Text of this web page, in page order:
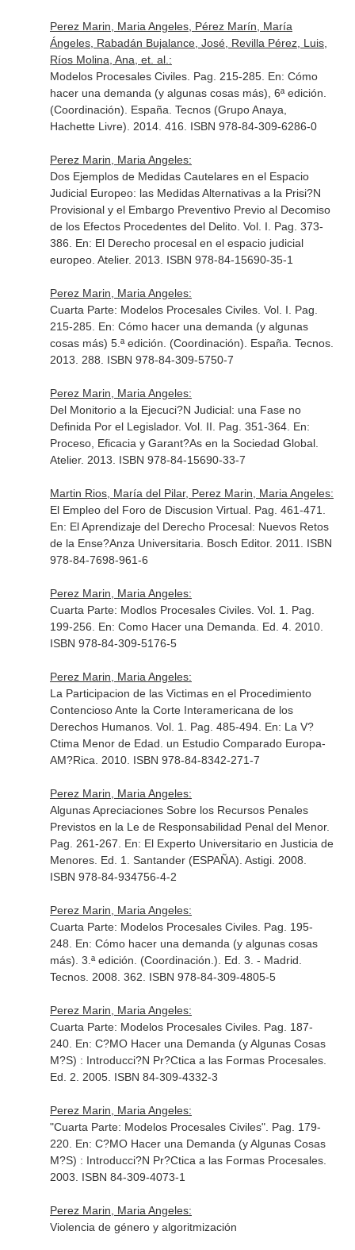
Perez Marin, Maria Angeles, Pérez Marín, María
Ángeles, Rabadán Bujalance, José, Revilla Pérez, Luis,
Ríos Molina, Ana, et. al.:
Modelos Procesales Civiles. Pag. 215-285. En: Cómo
hacer una demanda (y algunas cosas más), 6ª edición.
(Coordinación) . España. Tecnos (Grupo Anaya,
Hachette Livre). 2014. 416. ISBN 978-84-309-6286-0
Perez Marin, Maria Angeles:
Dos Ejemplos de Medidas Cautelares en el Espacio
Judicial Europeo: las Medidas Alternativas a la Prisi?N
Provisional y el Embargo Preventivo Previo al Decomiso
de los Efectos Procedentes del Delito. Vol. I. Pag. 373-
386. En: El Derecho procesal en el espacio judicial
europeo. Atelier. 2013. ISBN 978-84-15690-35-1
Perez Marin, Maria Angeles:
Cuarta Parte: Modelos Procesales Civiles. Vol. I. Pag.
215-285. En: Cómo hacer una demanda (y algunas
cosas más) 5.ª edición. (Coordinación) . España. Tecnos.
2013. 288. ISBN 978-84-309-5750-7
Perez Marin, Maria Angeles:
Del Monitorio a la Ejecuci?N Judicial: una Fase no
Definida Por el Legislador. Vol. II. Pag. 351-364. En:
Proceso, Eficacia y Garant?As en la Sociedad Global.
Atelier. 2013. ISBN 978-84-15690-33-7
Martin Rios, María del Pilar, Perez Marin, Maria Angeles:
El Empleo del Foro de Discusion Virtual. Pag. 461-471.
En: El Aprendizaje del Derecho Procesal: Nuevos Retos
de la Ense?Anza Universitaria . Bosch Editor. 2011. ISBN
978-84-7698-961-6
Perez Marin, Maria Angeles:
Cuarta Parte: Modlos Procesales Civiles. Vol. 1. Pag.
199-256. En: Como Hacer una Demanda . Ed. 4. 2010.
ISBN 978-84-309-5176-5
Perez Marin, Maria Angeles:
La Participacion de las Victimas en el Procedimiento
Contencioso Ante la Corte Interamericana de los
Derechos Humanos. Vol. 1. Pag. 485-494. En: La V?
Ctima Menor de Edad. un Estudio Comparado Europa-
AM?Rica . 2010. ISBN 978-84-8342-271-7
Perez Marin, Maria Angeles:
Algunas Apreciaciones Sobre los Recursos Penales
Previstos en la Le de Responsabilidad Penal del Menor.
Pag. 261-267. En: El Experto Universitario en Justicia de
Menores. Ed. 1. Santander (ESPAÑA). Astigi. 2008.
ISBN 978-84-934756-4-2
Perez Marin, Maria Angeles:
Cuarta Parte: Modelos Procesales Civiles. Pag. 195-
248. En: Cómo hacer una demanda (y algunas cosas
más). 3.ª edición. (Coordinación.) . Ed. 3. - Madrid.
Tecnos. 2008. 362. ISBN 978-84-309-4805-5
Perez Marin, Maria Angeles:
Cuarta Parte: Modelos Procesales Civiles. Pag. 187-
240. En: C?MO Hacer una Demanda (y Algunas Cosas
M?S) : Introducci?N Pr?Ctica a las Formas Procesales.
Ed. 2. 2005. ISBN 84-309-4332-3
Perez Marin, Maria Angeles:
"Cuarta Parte: Modelos Procesales Civiles". Pag. 179-
220. En: C?MO Hacer una Demanda (y Algunas Cosas
M?S) : Introducci?N Pr?Ctica a las Formas Procesales.
2003. ISBN 84-309-4073-1
Perez Marin, Maria Angeles:
Violencia de género y algoritmización